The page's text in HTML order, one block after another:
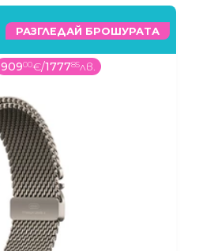
РАЗГЛЕДАЙ БРОШУРАТА
90900€/177785лв.